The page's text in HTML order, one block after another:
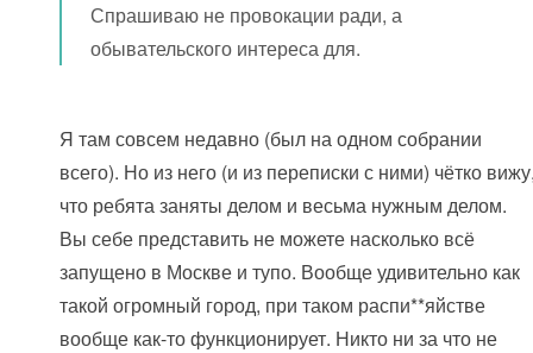
Спрашиваю не провокации ради, а
обывательского интереса для.
Я там совсем недавно (был на одном собрании
всего). Но из него (и из переписки с ними) чётко
что ребята заняты делом и весьма нужным делом.
Вы себе представить не можете насколько всё
запущено в Москве и тупо. Вообще удивительно как
такой огромный город, при таком распи**яйстве
вообще как-то функционирует. Никто ни за что не